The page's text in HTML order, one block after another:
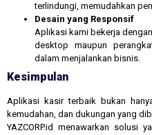
terlindungi, memudahkan
Desain yang Responsif
Aplikasi kami bekerja
desktop maupun
dalam menjalankan bisnis.
Kesimpulan
Aplikasi kasir terbaik bukan
kemudahan, dan dukungan yang
YAZCORP.id menawarkan solusi